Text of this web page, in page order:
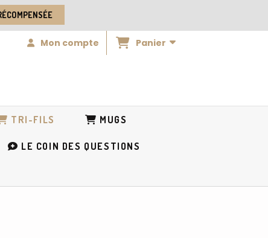
Mon compte Panier
TRI-FILS MUGS
LE COIN DES QUESTIONS